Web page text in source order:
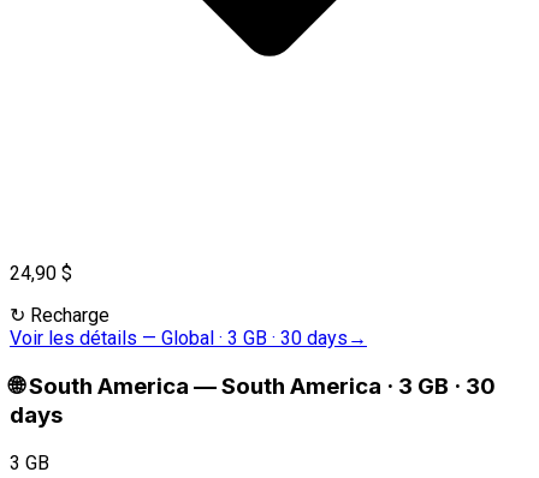
24,90 $
↻ Recharge
Voir les détails — Global · 3 GB · 30 days →
🌐South America —South America · 3 GB · 30
days
3 GB